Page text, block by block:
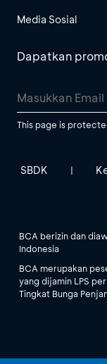
Media Sosial
Dapatkan
This page is
SBDK |
BCA berizin dan
Indonesia
BCA merupakan
yang dijamin LPS
Tingkat Bunga